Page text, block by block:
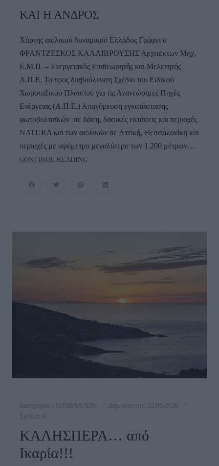
ΚΑΙ Η ΑΝΔΡΟΣ
Χάρτης αιολικού δυναμικού Ελλάδος Γράφει ο
ΦΡΑΝΤΖΕΣΚΟΣ ΚΑΛΛΙΒΡΟΥΣΗΣ Αρχιτέκτων Μηχ.
Ε.Μ.Π. – Ενεργειακός Επιθεωρητής και Μελετητής
Α.Π.Ε. Το προς διαβούλευση Σχέδιο του Ειδικού
Χωροταξικού Πλαισίου για τις Ανανεώσιμες Πηγές
Ενέργειας (Α.Π.Ε.) Απαγόρευση εγκατάστασης
φωτοβολταϊκών σε δάση, δασικές εκτάσεις και περιοχές
NATURA και των αιολικών σε Αττική, Θεσσαλονίκη και
περιοχές με υψόμετρο μεγαλύτερο των 1.200 μέτρων…
CONTINUE READING
Κατηγορία: ΠΕΡΙΒΑΛΛΟΝ
Δημοσίευση: 22/05/2026
Σχόλια: 0
ΚΑΛΗΣΠΕΡΑ… από
Ικαρία!!!